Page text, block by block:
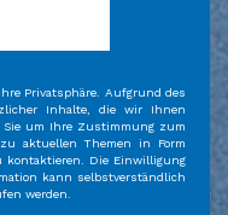
Privatsphäre. Aufgrund des
Inhalte, die wir Ihnen
um Ihre Zustimmung zum
aktuellen Themen in Form
kontaktieren. Die Einwilligung
kann selbstverständlich
werden.